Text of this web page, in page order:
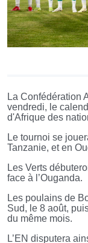
La Confédération
vendredi, le
d'Afrique des
Le tournoi se
Tanzanie, et en
Les Verts
face à l’Ouganda.
Les poulains de
Sud, le 8 août,
du même mois.
L’EN disputera